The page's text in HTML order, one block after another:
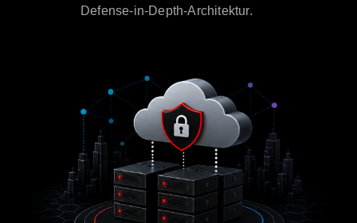
Defense-in-Depth-Architektur.